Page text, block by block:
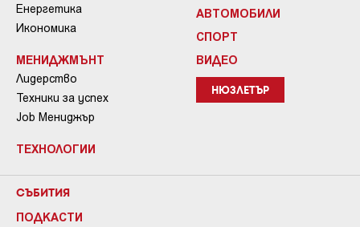
Енергетика
Икономика
МЕНИДЖМЪНТ
Лидерство
Техники за успех
Job Мениджър
ТЕХНОЛОГИИ
АВТОМОБИЛИ
СПОРТ
ВИДЕО
НЮЗЛЕТЪР
СЪБИТИЯ
ПОДКАСТИ